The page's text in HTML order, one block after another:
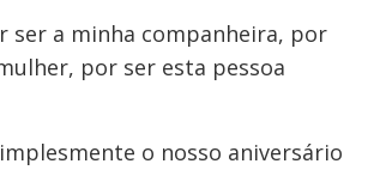
ser a minha companheira, por
por ser esta pessoa
o nosso aniversário